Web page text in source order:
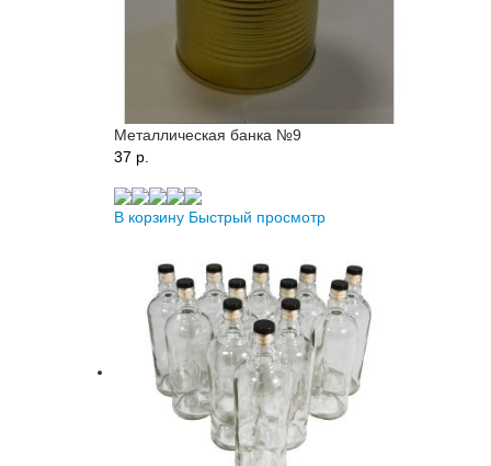
Металлическая банка №9
37 p.
В корзину Быстрый просмотр